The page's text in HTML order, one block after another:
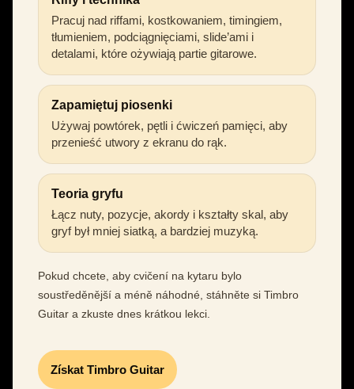
Pracuj nad riffami, kostkowaniem, timingiem,
tłumieniem, podciągnięciami, slide’ami i
detalami, które ożywiają partie gitarowe.
Zapamiętuj piosenki
Używaj powtórek, pętli i ćwiczeń pamięci, aby
przenieść utwory z ekranu do rąk.
Teoria gryfu
Łącz nuty, pozycje, akordy i kształty skal, aby
gryf był mniej siatką, a bardziej muzyką.
Pokud chcete, aby cvičení na kytaru bylo
soustředěnější a méně náhodné, stáhněte si Timbro
Guitar a zkuste dnes krátkou lekci.
Získat Timbro Guitar